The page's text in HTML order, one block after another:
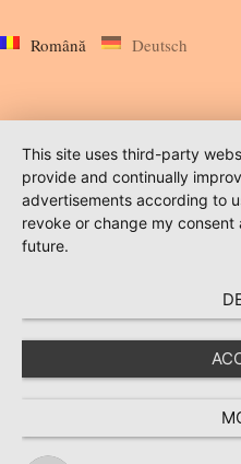
Română Deutsch
This site uses third-party
provide and continually
advertisements according to
revoke or change my
future.